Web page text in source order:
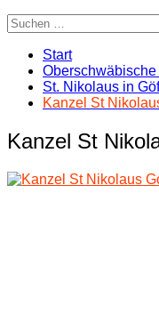
Start
St. Nikolaus in
Kanzel St
Kanzel St